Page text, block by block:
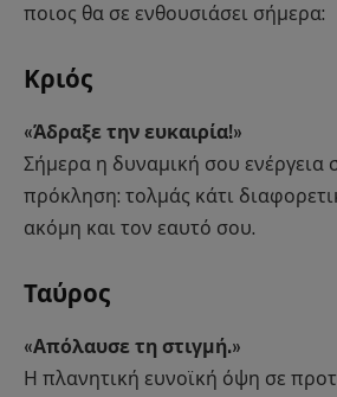
ποιος θα σε ενθουσιάσει σήμερα:
Κριός
«Άδραξε την ευκαιρία!»
Σήμερα η δυναμική σου ενέργεια
πρόκληση: τολμάς κάτι
ακόμη και τον εαυτό σου.
Ταύρος
«Απόλαυσε τη στιγμή.»
Η πλανητική ευνοϊκή όψη σε